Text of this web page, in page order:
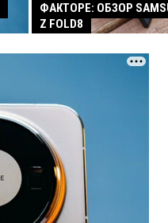
ФАКТОРЕ: ОБЗОР
Z FOLD8